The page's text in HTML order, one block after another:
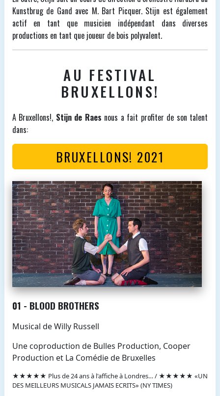
Kunstbrug de Gand avec M. Bart Picquer. Stijn est également
actif en tant que musicien indépendant dans diverses
productions en tant que joueur de bois polyvalent.
AU FESTIVAL
BRUXELLONS!
A Bruxellons!, Stijn de Raes nous a fait profiter de son talent
dans:
BRUXELLONS! 2021
01 - BLOOD BROTHERS
Musical de Willy Russell
Une coproduction de Bulles Production, Cooper
Production et La Comédie de Bruxelles
★★★★★ Plus de 24 ans à l'affiche à Londres… / ★★★★★ «UN
DES MEILLEURS MUSICALS JAMAIS ECRITS» (NY TIMES)